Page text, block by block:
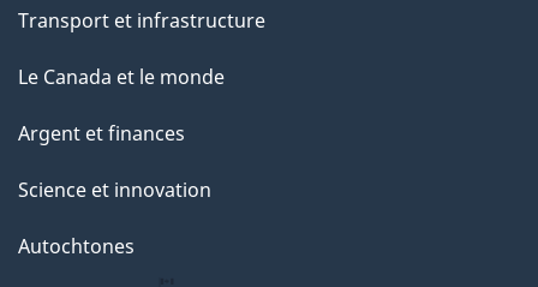
Transport et infrastructure
Le Canada et le monde
Argent et finances
Science et innovation
Autochtones